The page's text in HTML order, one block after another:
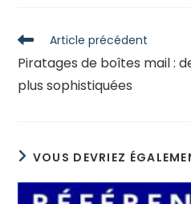
Read
articles
Article précédent
Piratages de boîtes mail :
plus sophistiquées
VOUS DEVRIEZ